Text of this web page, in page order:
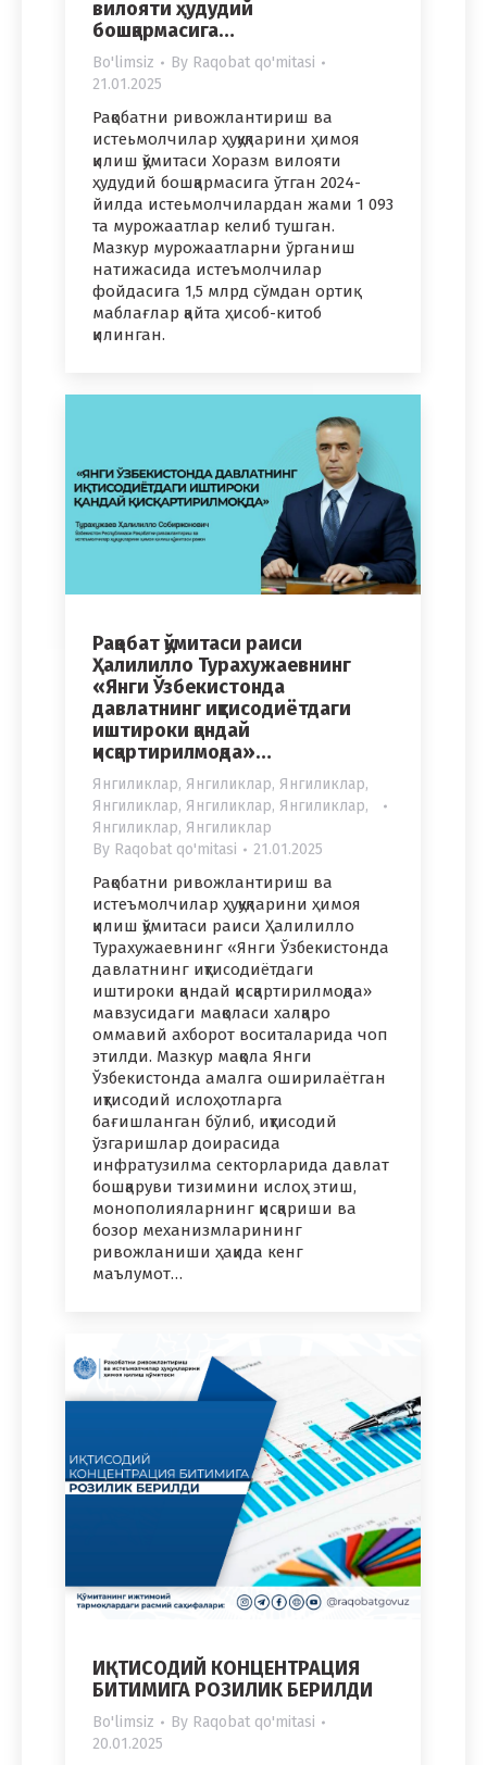
вилояти ҳудудий
бошқармасига…
Bo'limsiz By Raqobat qo'mitasi
21.01.2025
Рақобатни ривожлантириш ва
истеьмолчилар ҳуқуқларини ҳимоя
қилиш қўмитаси Хоразм вилояти
ҳудудий бошқармасига ўтган 2024-
йилда истеьмолчилардан жами 1 093
та мурожаатлар келиб тушган.
Мазкур мурожаатларни ўрганиш
натижасида истеъмолчилар
фойдасига 1,5 млрд сўмдан ортиқ
маблағлар қайта ҳисоб-китоб
қилинган.
Рақобат қўмитаси раиси
Ҳалилилло Турахужаевнинг
«Янги Ўзбекистонда
давлатнинг иқтисодиётдаги
иштироки қандай
қисқартирилмоқда»…
Янгиликлар, Янгиликлар, Янгиликлар,
Янгиликлар, Янгиликлар, Янгиликлар,
Янгиликлар, Янгиликлар
By Raqobat qo'mitasi 21.01.2025
Рақобатни ривожлантириш ва
истеъмолчилар ҳуқуқларини ҳимоя
қилиш қўмитаси раиси Ҳалилилло
Турахужаевнинг «Янги Ўзбекистонда
давлатнинг иқтисодиётдаги
иштироки қандай қисқартирилмоқда»
мавзусидаги мақоласи халқаро
оммавий ахборот воситаларида чоп
этилди. Мазкур мақола Янги
Ўзбекистонда амалга оширилаётган
иқтисодий ислоҳотларга
бағишланган бўлиб, иқтисодий
ўзгаришлар доирасида
инфратузилма секторларида давлат
бошқаруви тизимини ислоҳ этиш,
монополияларнинг қисқариши ва
бозор механизмларининг
ривожланиши ҳақида кенг
маълумот…
ИҚТИСОДИЙ КОНЦЕНТРАЦИЯ
БИТИМИГА РОЗИЛИК БЕРИЛДИ
Bo'limsiz By Raqobat qo'mitasi
20.01.2025